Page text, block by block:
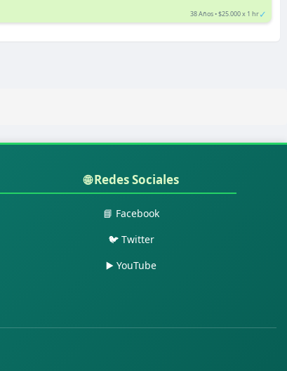
38 Años • $25.000 x 1 hr✓
🌐 Redes Sociales
📘 Facebook
🐦 Twitter
▶️ YouTube